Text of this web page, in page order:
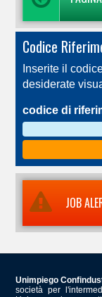
Codice
Inserite il
desiderate
codice di
JOB
Unimpiego
società per